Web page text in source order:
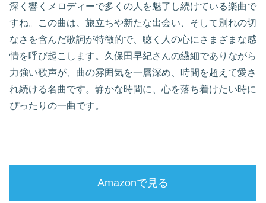
深く響くメロディーで多くの人を魅了し続けている楽曲で
すね。この曲は、旅立ちや新たな出会い、そして別れの切
なさを含んだ歌詞が特徴的で、聴く人の心にさまざまな感
情を呼び起こします。久保田早紀さんの繊細でありながら
力強い歌声が、曲の雰囲気を一層深め、時間を超えて愛さ
れ続ける名曲です。静かな時間に、心を落ち着けたい時に
ぴったりの一曲です。
Amazonで見る